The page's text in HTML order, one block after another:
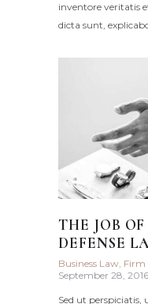
inventore veritatis
dicta sunt,
THE JOB
DEFENSE
Business Law Firm
September 28, 2016
Sed ut perspiciatis,